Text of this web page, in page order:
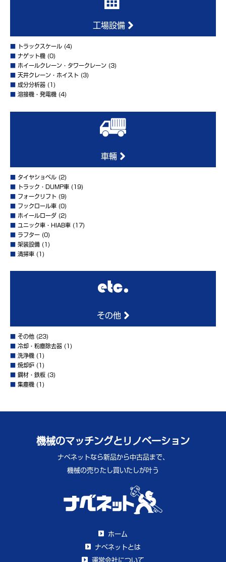
工場設備
トラックスケール (4)
ナゲット機 (0)
ホイールクレーン・タワークレーン (3)
天井クレーン・ホイスト (3)
成分分析器 (1)
溶接機・発電機 (4)
車輛
タイヤショベル (2)
トラック・DUMP車 (19)
フォークリフト (9)
フックロール車 (0)
ホイールローダ (2)
ユニック車・HIAB車 (17)
ラフター (0)
架装設備 (1)
清掃車 (1)
その他
その他 (23)
冷却・粉塵除去器 (1)
洗浄機 (1)
焼却炉 (1)
鋼材・鉄板 (3)
集塵機 (1)
機械のマッチングとリノベーション
ナベネットなら新品から中古品まで、
機械の売りたし買いたしが叶う
ホーム
ナベネットとは
運営会社について